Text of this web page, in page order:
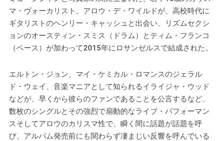
マ・ヴォーカリスト、アロウ・デ・ワイルドが、高校時代に
ギタリストのヘンリー・キャッシュと出会い、リズムセクシ
ョンのオースティン・スミス（ドラム）とティム・フランコ
（ベース）が加わって2015年にロサンゼルスで結成された。
エルトン・ジョン、マイ・ケミカル・ロマンスのジェラル
ド・ウェイ、音楽マニアとして知られるイライジャ・ウッド
などが、早くから彼らのファンであることを公言するなど、
数枚のシングルとその強烈で扇動的なライブ・パフォーマン
スそしてアロウのカリスマ性で、瞬く間に話題が話題を呼
び、アルバム発売前にも関わらず凄まじい反響を呼んでいる